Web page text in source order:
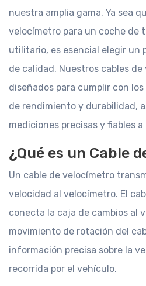
nuestra amplia gama. Ya sea
velocímetro para un coche de
utilitario, es esencial elegir un
de calidad. Nuestros cables
diseñados para cumplir con
de rendimiento y durabilidad,
mediciones precisas y fiables a
¿Qué es un Cable
Un cable de velocímetro
velocidad al velocímetro. El
conecta la caja de cambios al
movimiento de rotación del
información precisa sobre la
recorrida por el vehículo.